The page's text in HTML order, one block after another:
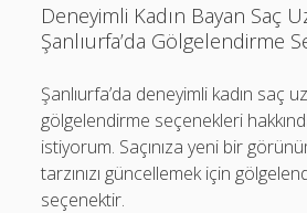
Deneyimli Kadın Bayan Saç
Şanlıurfa’da Gölgelendirme
Şanlıurfa’da deneyimli kadın saç
gölgelendirme seçenekleri
istiyorum. Saçınıza yeni bir
tarzınızı güncellemek için
seçenektir.